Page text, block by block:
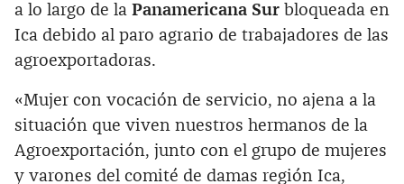
a lo largo de la Panamericana Sur bloqueada en
Ica debido al paro agrario de trabajadores de las
agroexportadoras.
«Mujer con vocación de servicio, no ajena a la
situación que viven nuestros hermanos de la
Agroexportación, junto con el grupo de mujeres
y varones del comité de damas región Ica,